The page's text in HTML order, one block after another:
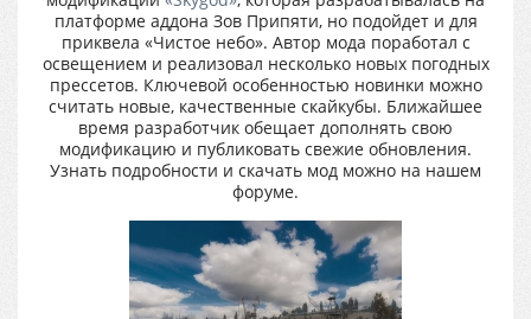
платформе аддона Зов Припяти, но подойдет и для
приквела «Чистое небо». Автор мода поработал с
освещением и реализовал несколько новых погодных
прессетов. Ключевой особенностью новинки можно
считать новые, качественные скайкубы. Ближайшее
время разработчик обещает дополнять свою
модификацию и публиковать свежие обновления.
Узнать подробности и скачать мод можно на нашем
форуме.